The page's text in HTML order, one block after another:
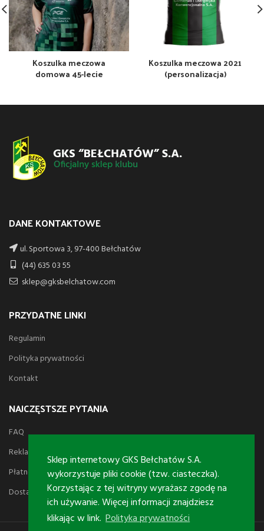
Sklep internetowy GKS Bełchatów S.A.
wykorzystuje pliki cookie (tzw. ciasteczka).
Korzystając z tej witryny wyrażasz zgodę na
ich używanie. Więcej informacji znajdziesz
klikając w link. Polityka prywatności
Koszulka meczowa
domowa 45-lecie
Koszulka meczowa 2021
(personalizacja)
DANE KONTAKTOWE
ul. Sportowa 3, 97-400 Bełchatów
(44) 635 03 55
sklep@gksbelchatow.com
PRZYDATNE LINKI
Regulamin
Polityka prywatności
Kontakt
NAJCZĘSTSZE PYTANIA
FAQ
Reklamacje i zwroty
Płatności
Dostawa